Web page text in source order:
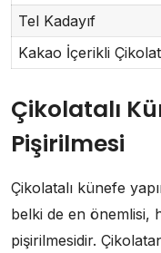
Tel Kadayıf
Kakao İçerikli
Çikolatalı
Pişirilmesi
Çikolatalı künefe
belki de en önemlisi,
pişirilmesidir.